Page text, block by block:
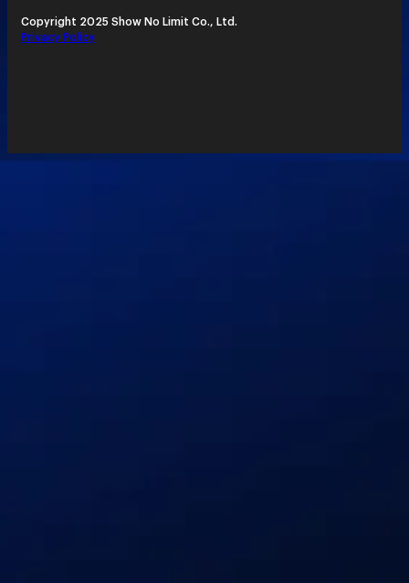
Copyright 2025 Show No Limit Co., Ltd.
Privacy Policy